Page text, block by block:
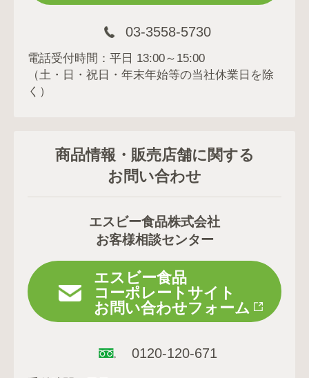
03-3558-5730
電話受付時間：平日 13:00～15:00
（土・日・祝日・年末年始等の当社休業日を除
く）
商品情報・販売店舗に関する
お問い合わせ
エスビー食品株式会社
お客様相談センター
エスビー食品
コーポレートサイト
お問い合わせフォーム
0120-120-671